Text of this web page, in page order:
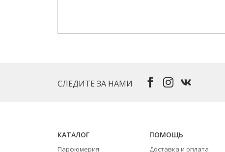
СЛЕДИТЕ ЗА НАМИ
КАТАЛОГ
Парфюмерия
ПОМОЩЬ
Доставка и оплата